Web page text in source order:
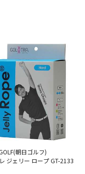
朝日ゴルフ)
ジェリー ロープ GT-2133